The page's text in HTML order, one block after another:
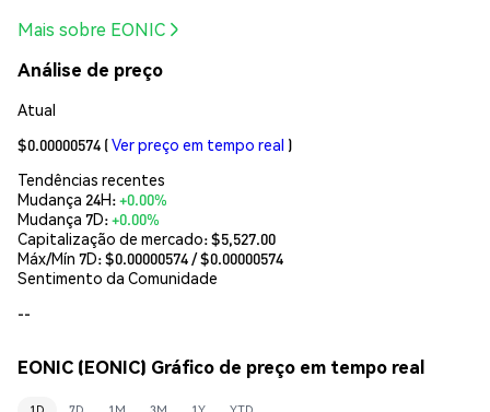
Mais sobre EONIC
Análise de preço
Atual
$0.00000574 (Ver preço em tempo real )
Tendências recentes
Mudança 24H:+0.00%
Mudança 7D:+0.00%
Capitalização de mercado:$5,527.00
Máx/Mín 7D: $0.00000574/ $0.00000574
Sentimento da Comunidade
--
EONIC (EONIC) Gráfico de preço em tempo real